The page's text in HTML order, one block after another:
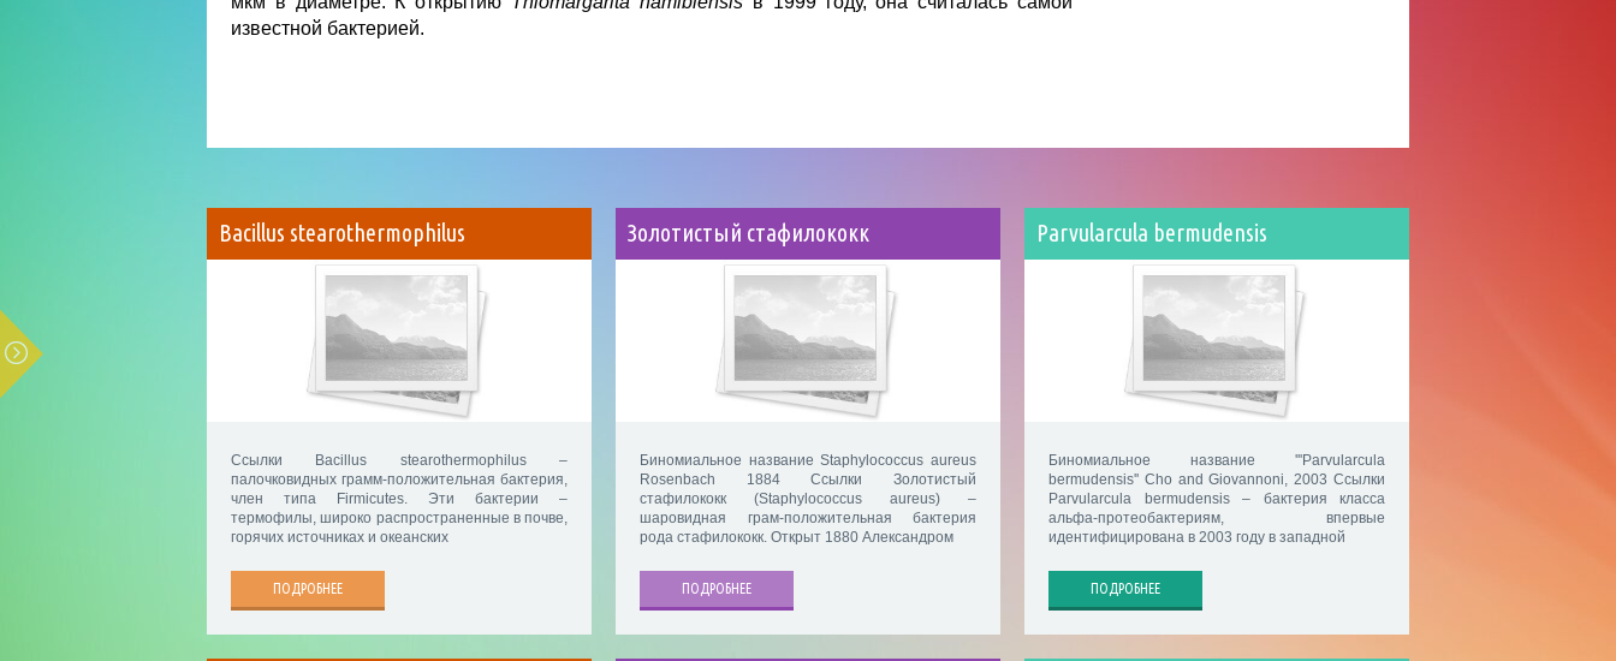
известной бактерией.
Bacillus stearothermophilus
Ссылки Bacillus stearothermophilus –
палочковидных грамм-положительная бактерия,
член типа Firmicutes. Эти бактерии –
термофилы, широко распространенные в почве,
горячих источниках и океанских
ПОДРОБНЕЕ
Золотистый стафилококк
Биномиальное название Staphylococcus aureus
Rosenbach 1884 Ссылки Золотистый
стафилококк (Staphylococcus aureus) –
шаровидная грам-положительная бактерия
рода стафилококк. Открыт 1880 Александром
ПОДРОБНЕЕ
Parvularcula bermudensis
Биномиальное название '''Parvularcula
bermudensis'' Cho and Giovannoni, 2003 Ссылки
Parvularcula bermudensis – бактерия класса
альфа-протеобактериям, впервые
идентифицирована в 2003 году в западной
ПОДРОБНЕЕ